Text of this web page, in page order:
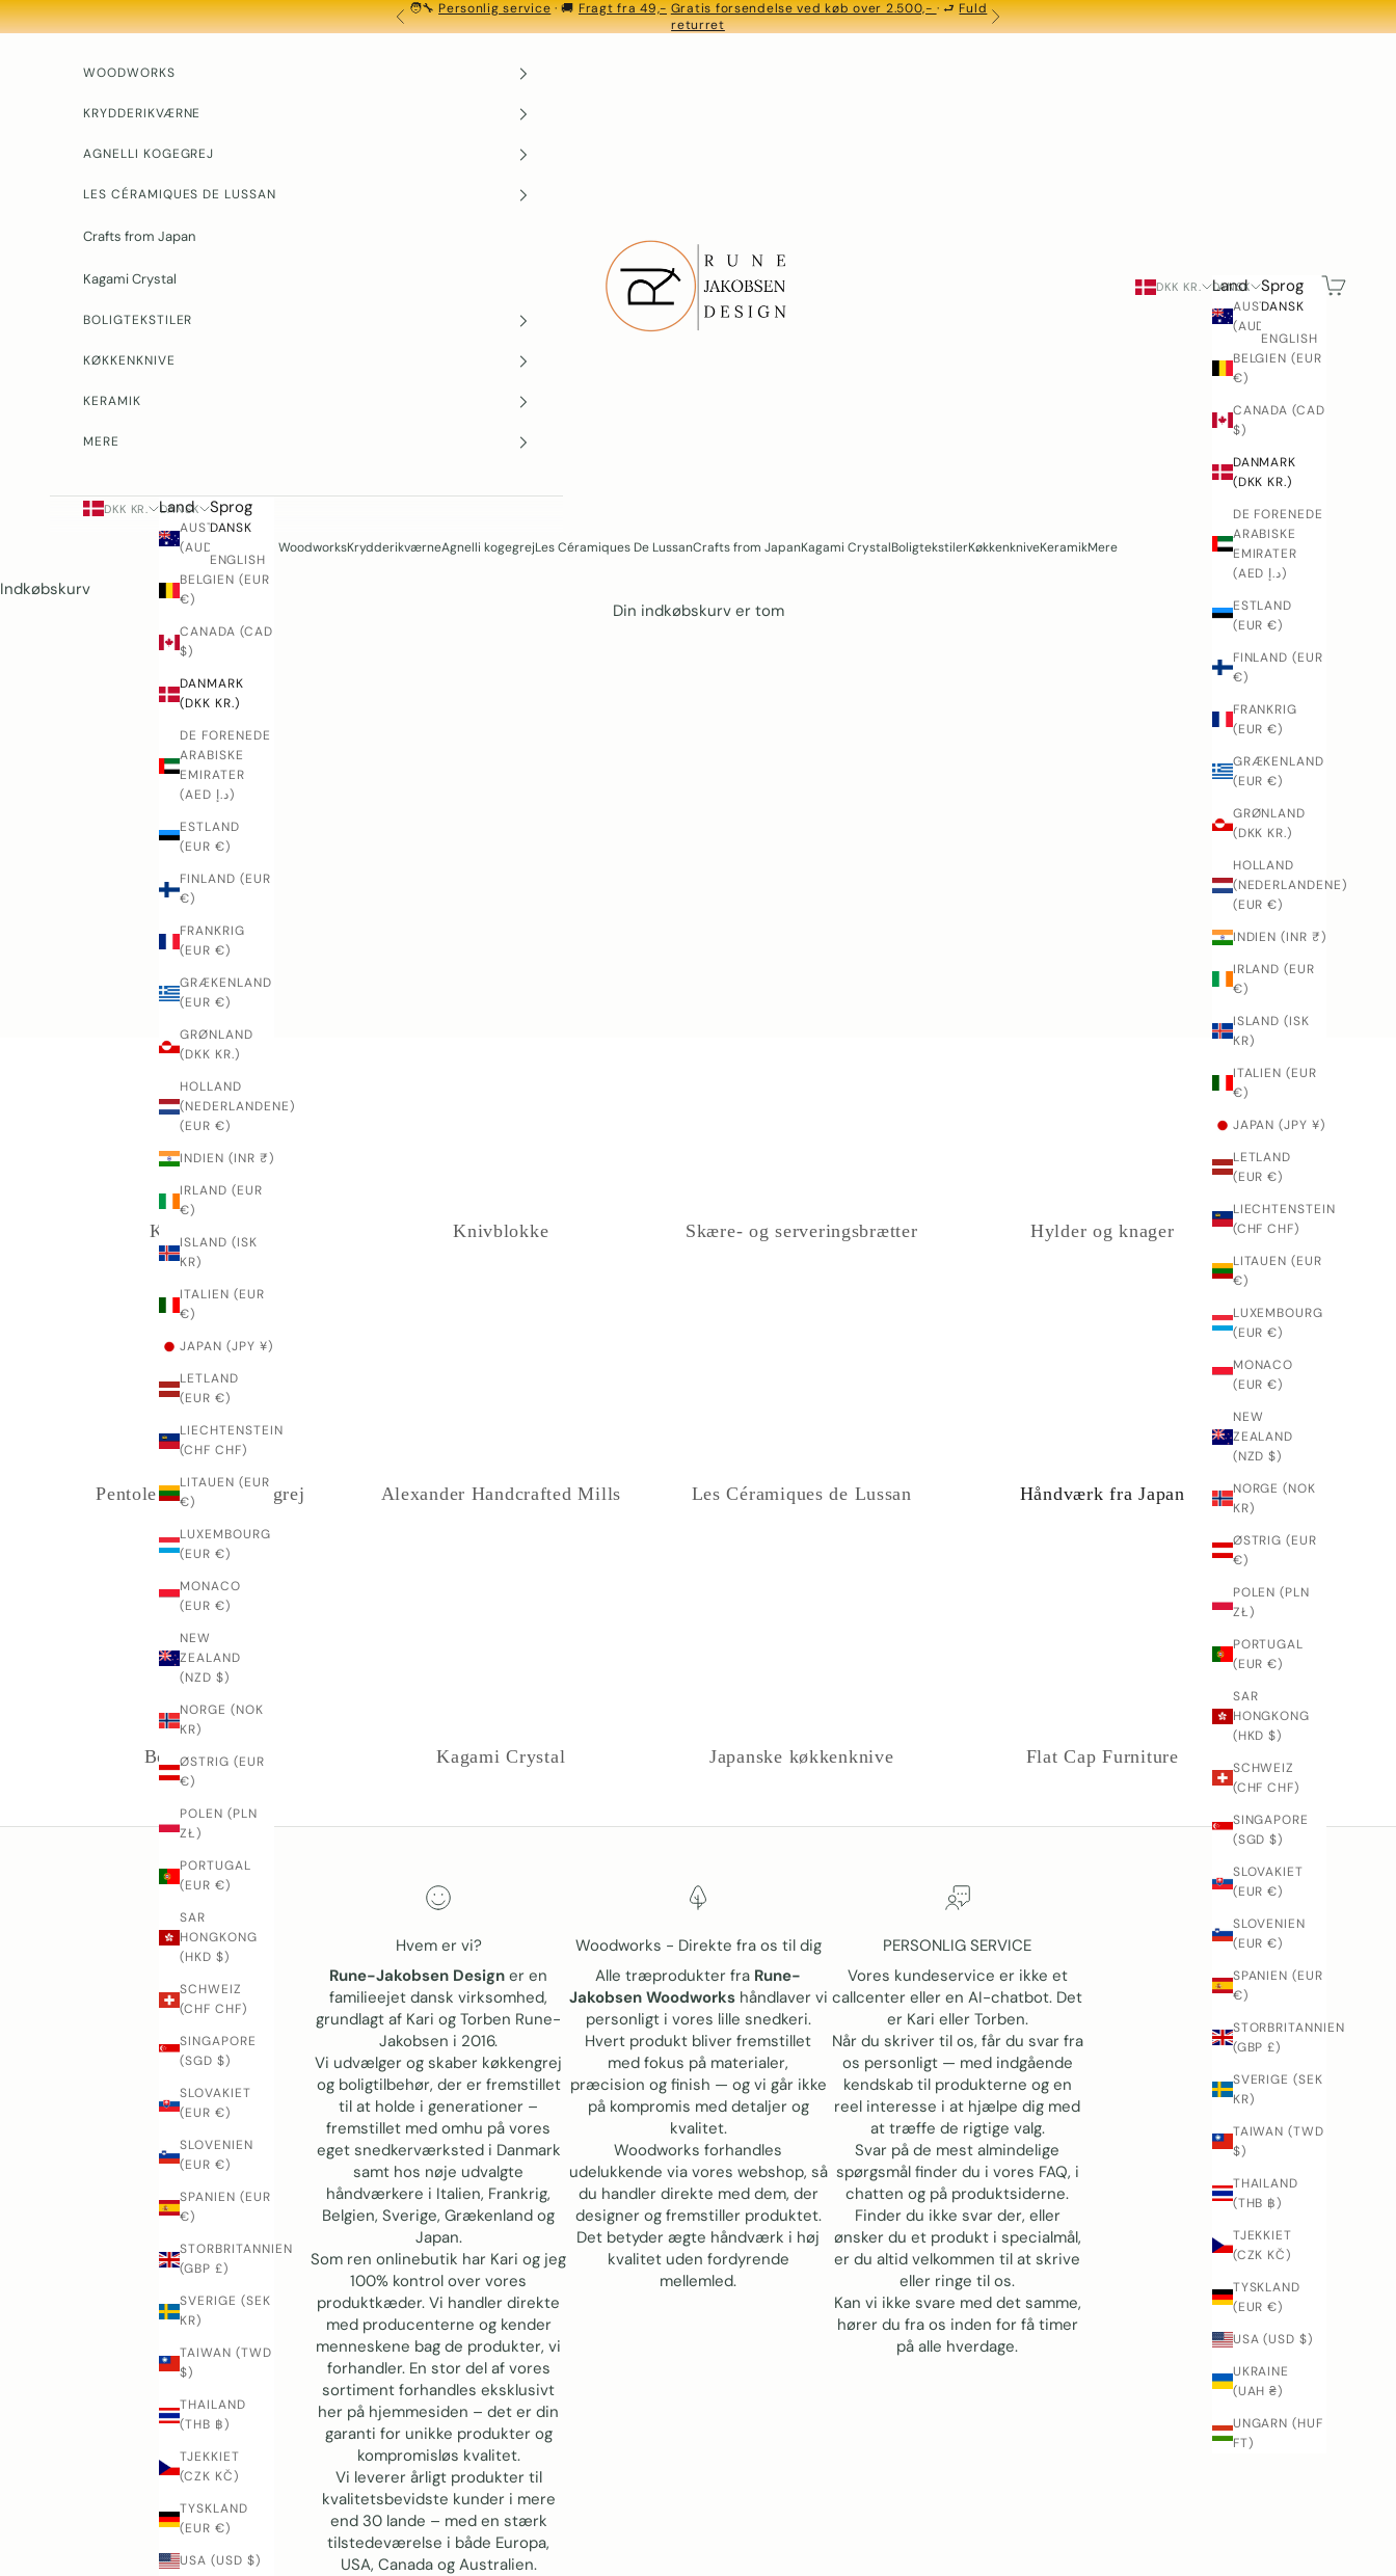
Spring til indhold FORRIGE
🧑‍🔧Personlig service· 🚚Fragt fra 49,- Gratis forsendelse ved køb over 2.500,-· ⮐Fuld
returret
NÆSTE
Rune-Jakobsen Design
WoodworksKrydderikværneAgnelli kogegrejLes Céramiques De LussanCrafts from JapanKagami CrystalBoligtekstilerKøkkenkniveKeramikMere
DKK KR. Land
AUSTRALIEN
BELGIEN (EUR
€)
CANADA (CAD
$)
DANMARK
(DKK KR.)
DE FORENEDE
ARABISKE
EMIRATER
(AED د.إ)
ESTLAND
(EUR €)
FINLAND (EUR
€)
FRANKRIG
(EUR €)
GRÆKENLAND
(EUR €)
GRØNLAND
(DKK KR.)
HOLLAND
(NEDERLANDENE)
(EUR €)
INDIEN (INR ₹)
IRLAND (EUR
€)
ISLAND (ISK
KR)
ITALIEN (EUR
€)
JAPAN (JPY ¥)
LETLAND
(EUR €)
LIECHTENSTEIN
(CHF CHF)
LITAUEN (EUR
€)
LUXEMBOURG
(EUR €)
MONACO
(EUR €)
NEW
ZEALAND
(NZD $)
NORGE (NOK
KR)
ØSTRIG (EUR
€)
POLEN (PLN
ZŁ)
PORTUGAL
(EUR €)
SAR
HONGKONG
(HKD $)
SCHWEIZ
(CHF CHF)
SINGAPORE
(SGD $)
SLOVAKIET
(EUR €)
SLOVENIEN
(EUR €)
SPANIEN (EUR
€)
STORBRITANNIEN
(GBP £)
SVERIGE (SEK
KR)
TAIWAN (TWD
$)
THAILAND
(THB ฿)
TJEKKIET
(CZK KČ)
TYSKLAND
(EUR €)
USA (USD $)
UKRAINE
(UAH ₴)
UNGARN (HUF
FT)
DANSK Sprog
DANSK
ENGLISH
Søg Indkøbskurv
WOODWORKS
KRYDDERIKVÆRNE
AGNELLI KOGEGREJ
LES CÉRAMIQUES DE LUSSAN
Crafts from Japan
Kagami Crystal
BOLIGTEKSTILER
KØKKENKNIVE
KERAMIK
MERE
DKK KR. Land
AUSTRALIEN
BELGIEN (EUR
€)
CANADA (CAD
$)
DANMARK
(DKK KR.)
DE FORENEDE
ARABISKE
EMIRATER
(AED د.إ)
ESTLAND
(EUR €)
FINLAND (EUR
€)
FRANKRIG
(EUR €)
GRÆKENLAND
(EUR €)
GRØNLAND
(DKK KR.)
HOLLAND
(NEDERLANDENE)
(EUR €)
INDIEN (INR ₹)
IRLAND (EUR
€)
ISLAND (ISK
KR)
ITALIEN (EUR
€)
JAPAN (JPY ¥)
LETLAND
(EUR €)
LIECHTENSTEIN
(CHF CHF)
LITAUEN (EUR
€)
LUXEMBOURG
(EUR €)
MONACO
(EUR €)
NEW
ZEALAND
(NZD $)
NORGE (NOK
KR)
ØSTRIG (EUR
€)
POLEN (PLN
ZŁ)
PORTUGAL
(EUR €)
SAR
HONGKONG
(HKD $)
SCHWEIZ
(CHF CHF)
SINGAPORE
(SGD $)
SLOVAKIET
(EUR €)
SLOVENIEN
(EUR €)
SPANIEN (EUR
€)
STORBRITANNIEN
(GBP £)
SVERIGE (SEK
KR)
TAIWAN (TWD
$)
THAILAND
(THB ฿)
TJEKKIET
(CZK KČ)
TYSKLAND
(EUR €)
USA (USD $)
DANSK Sprog
DANSK
ENGLISH
Indkøbskurv
Din indkøbskurv er tom
Knivskinner Knivblokke Skære- og serveringsbrætter Hylder og knager
Pentole Agnelli Kogegrej Alexander Handcrafted Mills Les Céramiques de Lussan Håndværk fra Japan
Boligtekstiler Kagami Crystal Japanske køkkenknive Flat Cap Furniture
Hvem er vi?
Rune-Jakobsen Design er en
familieejet dansk virksomhed,
grundlagt af Kari og Torben Rune-
Jakobsen i 2016.
Vi udvælger og skaber køkkengrej
og boligtilbehør, der er fremstillet
til at holde i generationer –
fremstillet med omhu på vores
eget snedkerværksted i Danmark
samt hos nøje udvalgte
håndværkere i Italien, Frankrig,
Belgien, Sverige, Grækenland og
Japan.
Som ren onlinebutik har Kari og jeg
100% kontrol over vores
produktkæder. Vi handler direkte
med producenterne og kender
menneskene bag de produkter, vi
forhandler. En stor del af vores
sortiment forhandles eksklusivt
her på hjemmesiden – det er din
garanti for unikke produkter og
kompromisløs kvalitet.
Vi leverer årligt produkter til
kvalitetsbevidste kunder i mere
end 30 lande – med en stærk
tilstedeværelse i både Europa,
USA, Canada og Australien.
Woodworks - Direkte fra os til dig
Alle træprodukter fra Rune-
Jakobsen Woodworkshåndlaver vi
personligt i vores lille snedkeri.
Hvert produkt bliver fremstillet
med fokus på materialer,
præcision og finish — og vi går ikke
på kompromis med detaljer og
kvalitet.
Woodworks forhandles
udelukkende via vores webshop, så
du handler direkte med dem, der
designer og fremstiller produktet.
Det betyder ægte håndværk i høj
kvalitet uden fordyrende
mellemled.
PERSONLIG SERVICE
Vores kundeservice er ikke et
callcenter eller en AI-chatbot. Det
er Kari eller Torben.
Når du skriver til os, får du svar fra
os personligt — med indgående
kendskab til produkterne og en
reel interesse i at hjælpe dig med
at træffe de rigtige valg.
Svar på de mest almindelige
spørgsmål finder du i vores FAQ, i
chatten og på produktsiderne.
Finder du ikke svar der, eller
ønsker du et produkt i specialmål,
er du altid velkommen til at skrive
eller ringe til os.
Kan vi ikke svare med det samme,
hører du fra os inden for få timer
på alle hverdage.